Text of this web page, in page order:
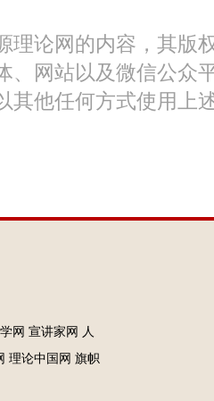
理论网的内容，其版
、网站以及微信公众
其他任何方式使用上
网 宣讲家网 人
理论中国网 旗帜